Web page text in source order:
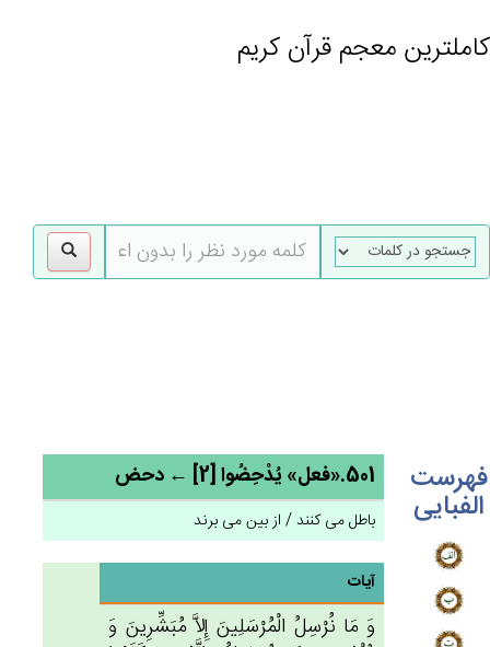
کاملترین معجم قرآن کریم
فهرست
الفبایی
501.«فعل» يُدْحِضُوا [2] ← دحض
باطل می کنند / از بین می برند
آیات
وَ مَا نُرْسِل‌ُ الْمُرْسَلِين‌َ إِلاَّ مُبَشِّرِين‌َ وَ